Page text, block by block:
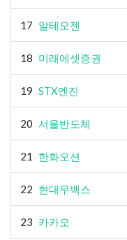
17 알테오젠
18 미래에셋증권
19 STX엔진
20 서울반도체
21 한화오션
22 현대무벡스
23 카카오